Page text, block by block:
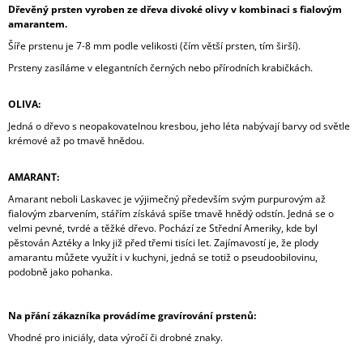
Dřevěný prsten vyroben ze dřeva divoké olivy v kombinaci s fialovým
amarantem.
Šíře prstenu je 7-8 mm podle velikosti (čím větší prsten, tím širší).
Prsteny zasíláme v elegantních černých nebo přírodních krabičkách.
OLIVA:
Jedná o dřevo s neopakovatelnou kresbou, jeho léta nabývají barvy od světle
krémové až po tmavě hnědou.
AMARANT:
Amarant neboli Laskavec je výjimečný především svým purpurovým až
fialovým zbarvením, stářím získává spíše tmavě hnědý odstín. Jedná se o
velmi pevné, tvrdé a těžké dřevo. Pochází ze Střední Ameriky, kde byl
pěstován Aztéky a Inky již před třemi tisíci let. Zajímavostí je, že plody
amarantu můžete využít i v kuchyni, jedná se totiž o pseudoobilovinu,
podobně jako pohanka.
Na přání zákazníka provádíme gravírování prstenů:
Vhodné pro iniciály, data výročí či drobné znaky.